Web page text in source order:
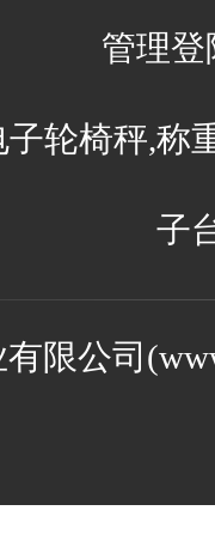
管理登
轮椅秤,称
子
限公司